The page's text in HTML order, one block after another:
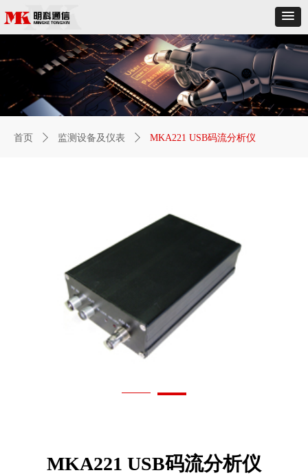
首页 ꄲ 监测设备及仪表 ꄲ MKA221 USB码流分析仪
MKA221 USB码流分析仪